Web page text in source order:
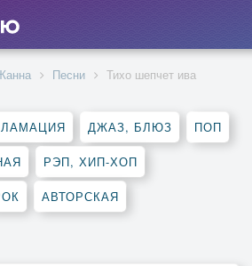
Песни
Тихо шепчет ива
ДЖАЗ, БЛЮЗ ПОП
РЭП, ХИП-ХОП
АВТОРСКАЯ